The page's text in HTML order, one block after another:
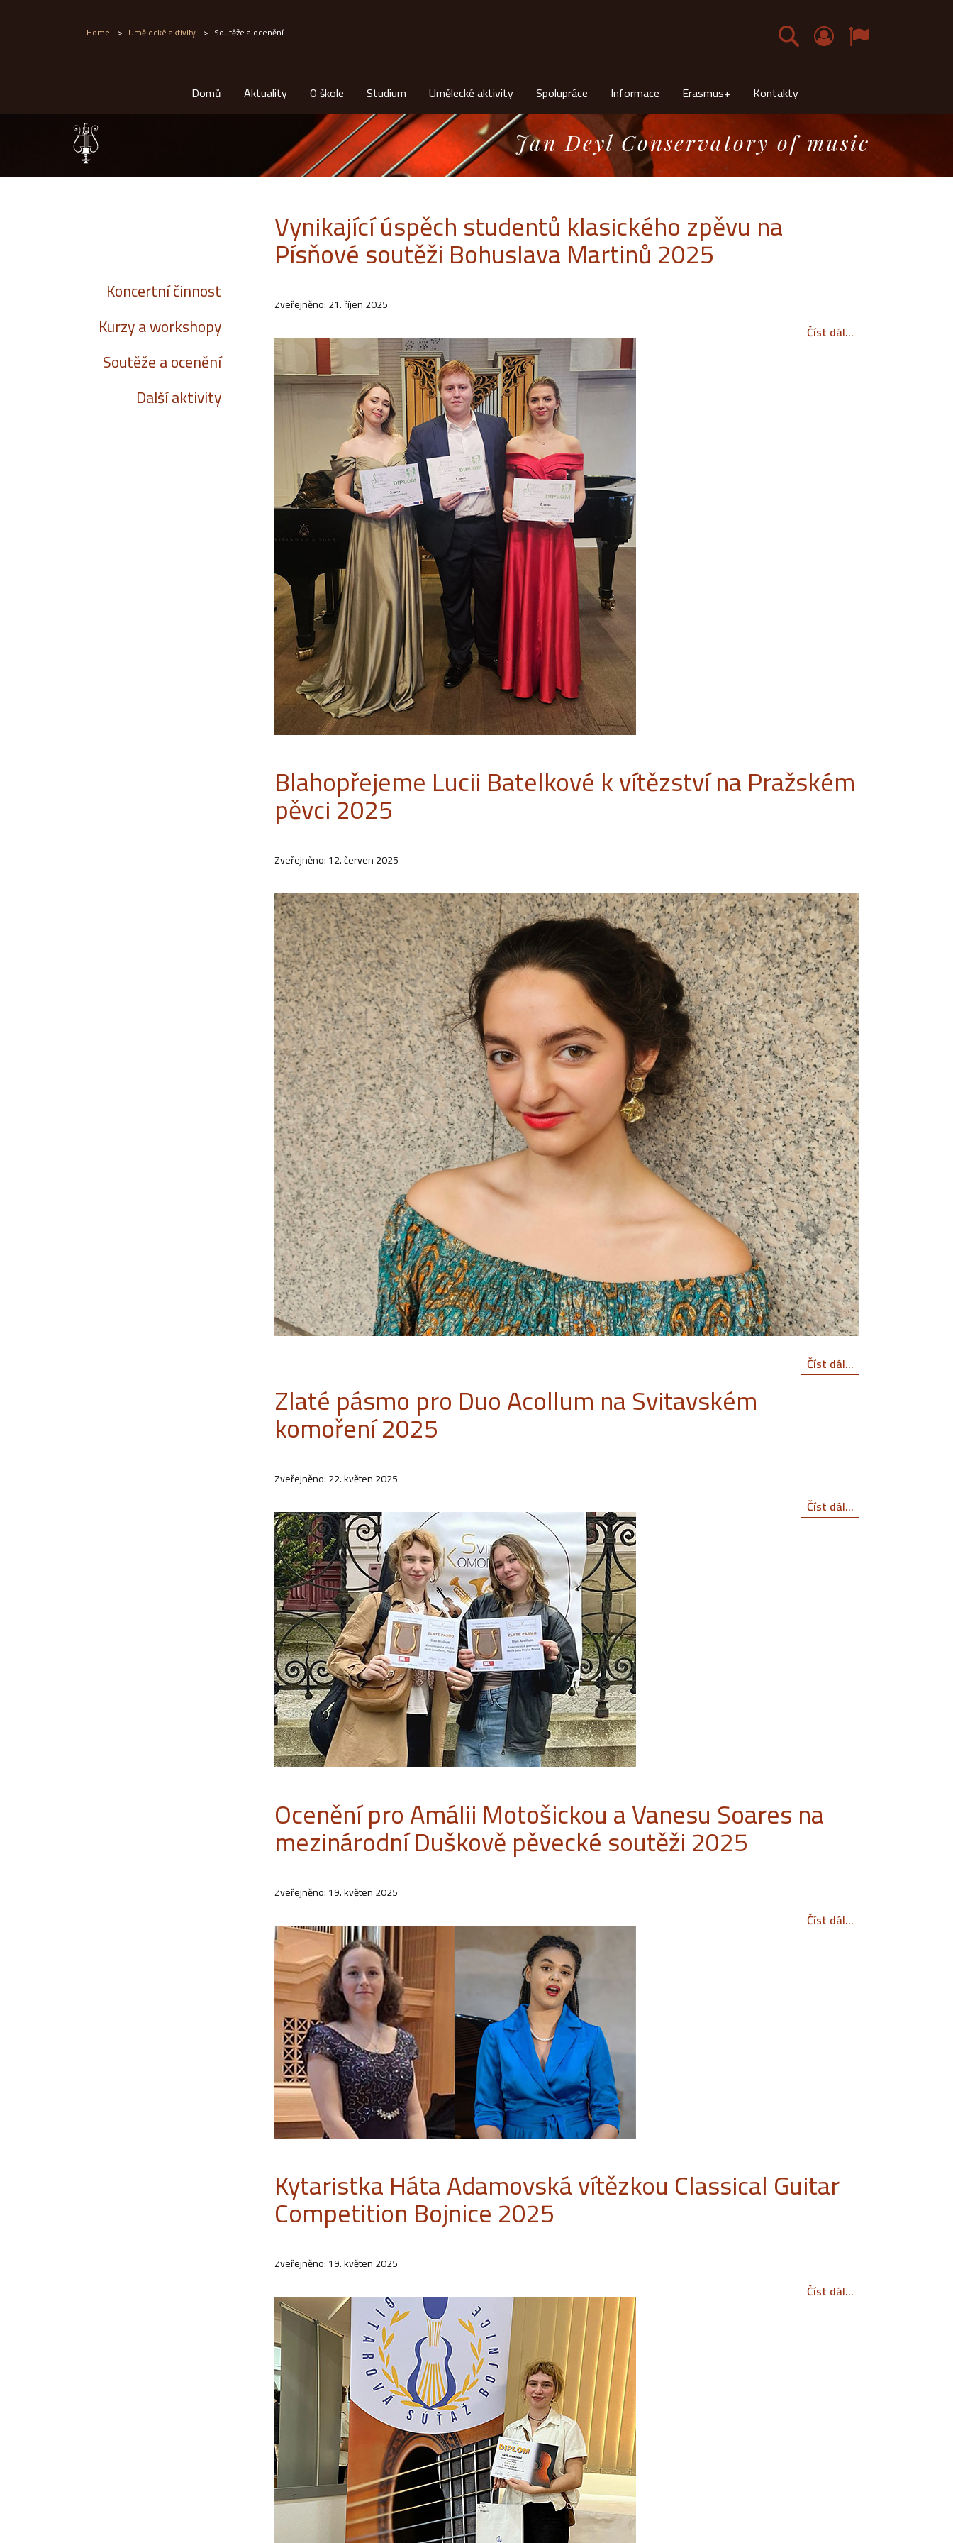
Home > Umělecké aktivity > Soutěže a ocenění Čeština
Domů Aktuality O škole Studium Umělecké aktivity Spolupráce Informace Erasmus+ Kontakty
Jan Deyl Conservatory of music
Koncertní činnost
Kurzy a workshopy
Soutěže a ocenění
Další aktivity
Vynikající úspěch studentů klasického zpěvu na
Písňové soutěži Bohuslava Martinů 2025
Zveřejněno: 21. říjen 2025
Číst dál...
Blahopřejeme Lucii Batelkové k vítězství na Pražském
pěvci 2025
Zveřejněno: 12. červen 2025
Číst dál...
Zlaté pásmo pro Duo Acollum na Svitavském
komoření 2025
Zveřejněno: 22. květen 2025
Číst dál...
Ocenění pro Amálii Motošickou a Vanesu Soares na
mezinárodní Duškově pěvecké soutěži 2025
Zveřejněno: 19. květen 2025
Číst dál...
Kytaristka Háta Adamovská vítězkou Classical Guitar
Competition Bojnice 2025
Zveřejněno: 19. květen 2025
Číst dál...